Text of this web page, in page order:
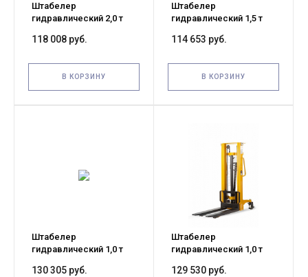
Штабелер
гидравлический 2,0 т
118 008 руб.
В КОРЗИНУ
Штабелер
гидравлический 1,5 т
114 653 руб.
В КОРЗИНУ
Штабелер
гидравлический 1,0 т
130 305 руб.
Штабелер
гидравлический 1,0 т
129 530 руб.